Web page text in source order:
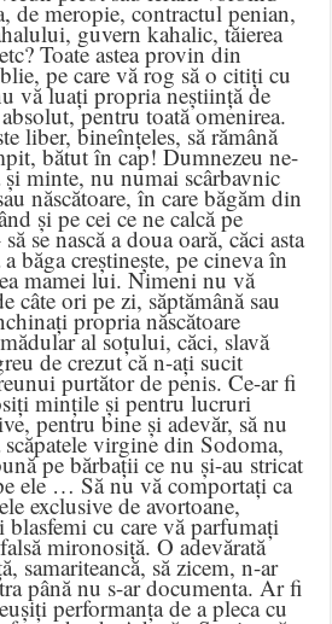
de meropie, contractul penian,
guvern kahalic, tăierea
Toate astea provin din
pe care vă rog să o citiți cu
vă luați propria neștiință de
pentru toată omenirea.
liber, bineînțeles, să rămână
bătut în cap! Dumnezeu ne-
și minte, nu numai scârbavnic
născătoare, în care băgăm din
și pe cei ce ne calcă pe
se nască a doua oară, căci asta
băga creștinește, pe cineva în
mamei lui. Nimeni nu vă
câte ori pe zi, săptămână sau
propria născătoare
al soțului, căci, slavă
de crezut că n-ați sucit
purtător de penis. Ce-ar fi
mințile și pentru lucruri
pentru bine și adevăr, să nu
virgine din Sodoma,
pe bărbații ce nu și-au stricat
ele … Să nu vă comportați ca
exclusive de avortoane,
blasfemi cu care vă parfumați
mironosiță. O adevărată
samariteancă, să zicem, n-ar
până nu s-ar documenta. Ar fi
performanța de a pleca cu